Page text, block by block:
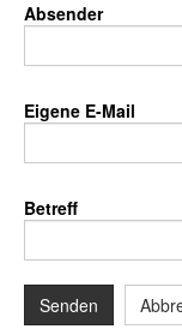
Absender
Eigene E-Mail
Betreff
Senden